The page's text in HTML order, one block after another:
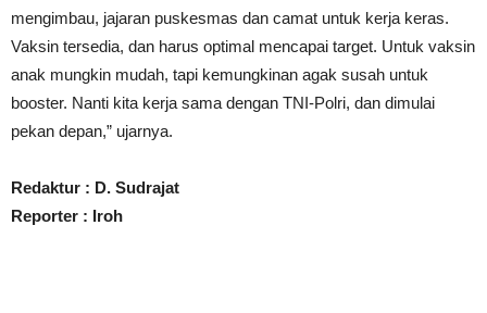
mengimbau, jajaran puskesmas dan camat untuk kerja keras.
Vaksin tersedia, dan harus optimal mencapai target. Untuk vaksin
anak mungkin mudah, tapi kemungkinan agak susah untuk
booster. Nanti kita kerja sama dengan TNI-Polri, dan dimulai
pekan depan,” ujarnya.
Redaktur : D. Sudrajat
Reporter : Iroh